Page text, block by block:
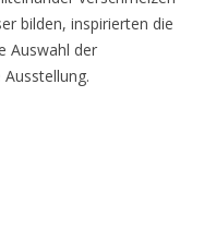
bilden, inspirierten die
Auswahl der